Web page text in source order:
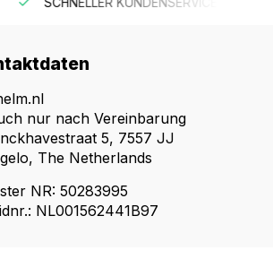
nur nach Vereinbarung
5, 7557 JJ
The Netherlands
NR: 50283995
NL001562441B97